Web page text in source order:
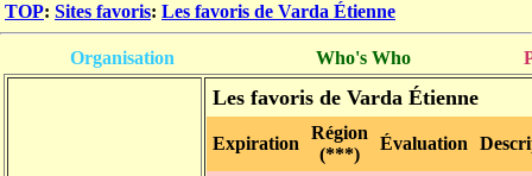
TOP: Sites favoris: Les favoris de Varda Étienne
Organisation Who's Who
Les favoris de Varda Étienne
Expiration
Région
(***)
Évaluation